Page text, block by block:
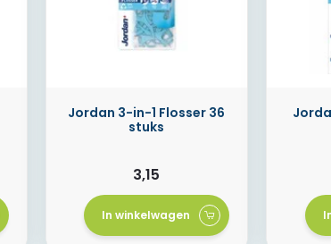
Jordan 3-in-1 Flosser 36
stuks
3,15
In winkelwagen